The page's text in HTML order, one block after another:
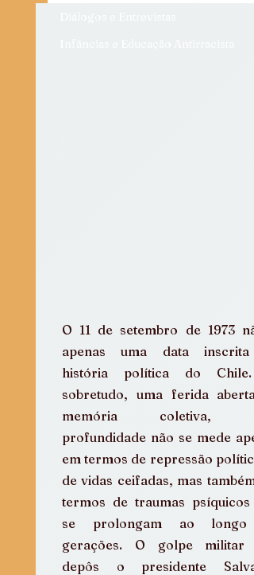
O 11 de setembro de 1973
apenas uma data inscrita
história política do Chile.
sobretudo, uma ferida aberta
memória coletiva,
profundidade não se mede
em termos de repressão
de vidas ceifadas, mas também
termos de traumas psíquicos
se prolongam ao longo
gerações. O golpe militar
depôs o presidente